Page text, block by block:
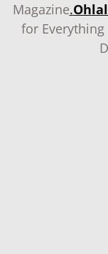
Magazine.
for